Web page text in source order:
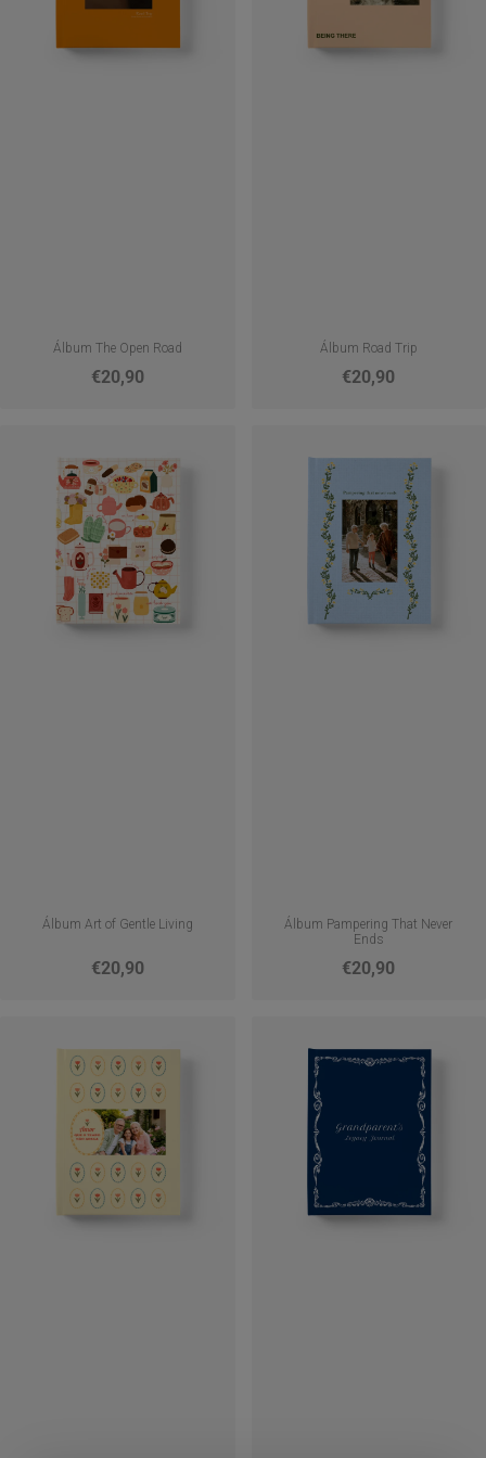
Álbum The Open Road
€20,90
Álbum Road Trip
€20,90
Álbum Art of Gentle Living
€20,90
Álbum Pampering That Never
Ends
€20,90